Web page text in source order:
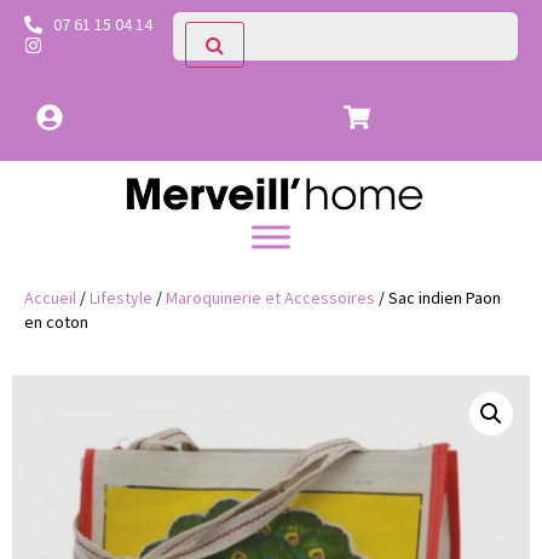
07 61 15 04 14
Accueil /Lifestyle /Maroquinerie et Accessoires / Sac indien Paon
en coton